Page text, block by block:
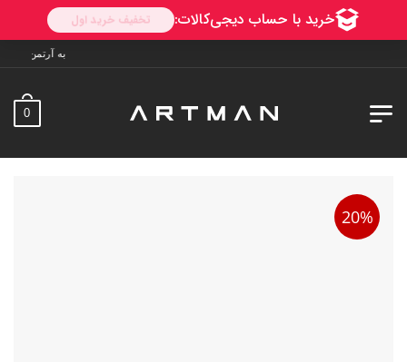
به آرتمن خوش آمدید. ارسال به
0
20%